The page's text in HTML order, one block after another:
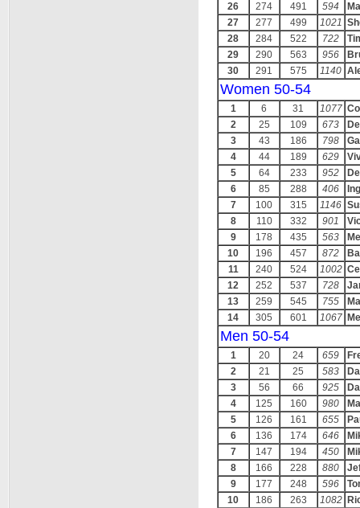
26
274 491 594
27
277 499 1021
28
284 522 722
29
290 563 956
30
291 575 1140
Women 50-54
1 6 31 1077
2
25 109 673
3
43 186 798
4
44 189 629
5
64 233 952
6
85 288 406
7
100 315 1146
8
110 332 901
9
178 435 563
10
196 457 872
11
240 524 1002
12
252 537 728
13
259 545 755
14
305 601 1067
Men 50-54
1 20 24 659
2
21 25 583
3
56 66 925
4
125 160 980
5
126 161 655
6
136 174 646
7
147 194 450
8
166 228 880
9
177 248 596
10
186 263 1082